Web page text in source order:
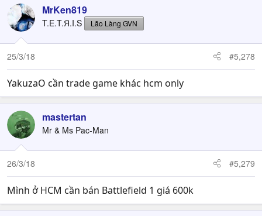
MrKen819
T.E.T.Я.I.S Lão Làng GVN
25/3/18 #5,278
YakuzaO cần trade game khác hcm only
mastertan
Mr & Ms Pac-Man
26/3/18 #5,279
Mình ở HCM cần bán Battlefield 1 giá 600k